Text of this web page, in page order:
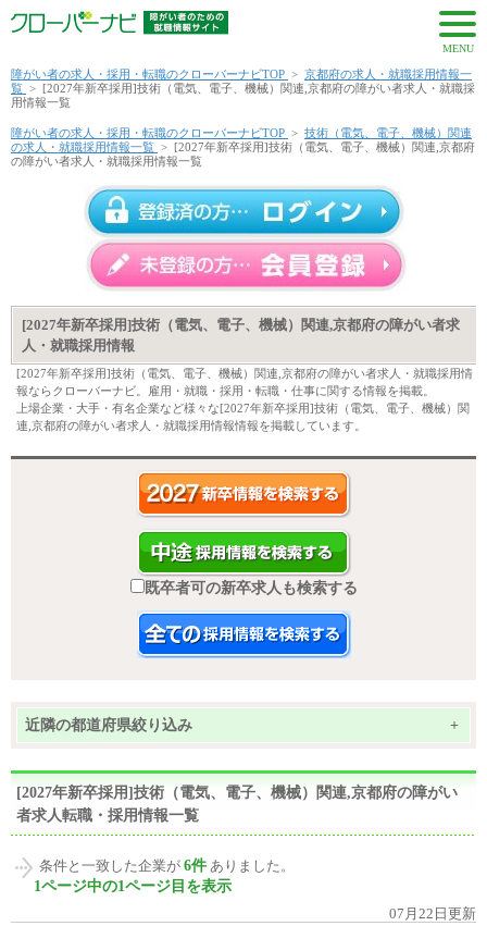
MENU
障がい者の求人・採用・転職のクローバーナビTOP > 京都府の求人・就職採用情報一
覧 > [2027年新卒採用]技術（電気、電子、機械）関連,京都府の障がい者求人・就職採
用情報一覧
障がい者の求人・採用・転職のクローバーナビTOP > 技術（電気、電子、機械）関連
の求人・就職採用情報一覧 > [2027年新卒採用]技術（電気、電子、機械）関連,京都府
の障がい者求人・就職採用情報一覧
[2027年新卒採用]技術（電気、電子、機械）関連,京都府の障がい者求
人・就職採用情報
[2027年新卒採用]技術（電気、電子、機械）関連,京都府の障がい者求人・就職採用情
報ならクローバーナビ。雇用・就職・採用・転職・仕事に関する情報を掲載。
上場企業・大手・有名企業など様々な[2027年新卒採用]技術（電気、電子、機械）関
連,京都府の障がい者求人・就職採用情報情報を掲載しています。
既卒者可の新卒求人も検索する
近隣の都道府県絞り込み +
[2027年新卒採用]技術（電気、電子、機械）関連,京都府の障がい
者求人転職・採用情報一覧
条件と一致した企業が 6件 ありました。
1ページ中の1ページ目を表示
07月22日更新